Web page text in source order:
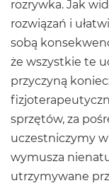
rozrywka. Jak
rozwiązań i
sobą
że wszystkie te
przyczyną
sprzętów, za
uczestniczymy
wymusza
utrzymywane